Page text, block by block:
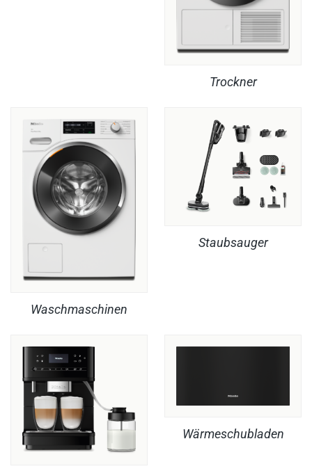
Trockner
Waschmaschinen
Staubsauger
Wärmeschubladen